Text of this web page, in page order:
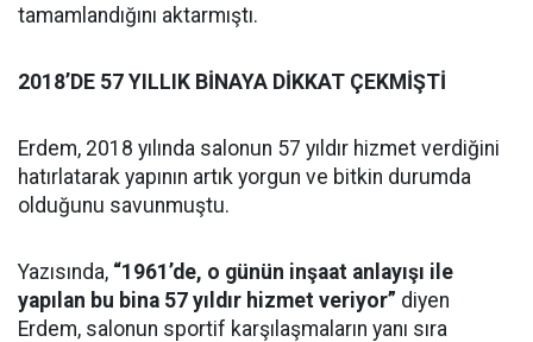
tamamlandığını aktarmıştı.
2018’DE 57 YILLIK BİNAYA DİKKAT ÇEKMİŞTİ
Erdem, 2018 yılında salonun 57 yıldır hizmet verdiğini
hatırlatarak yapının artık yorgun ve bitkin durumda
olduğunu savunmuştu.
Yazısında, “1961’de, o günün inşaat anlayışı ile
yapılan bu bina 57 yıldır hizmet veriyor” diyen
Erdem, salonun sportif karşılaşmaların yanı sıra